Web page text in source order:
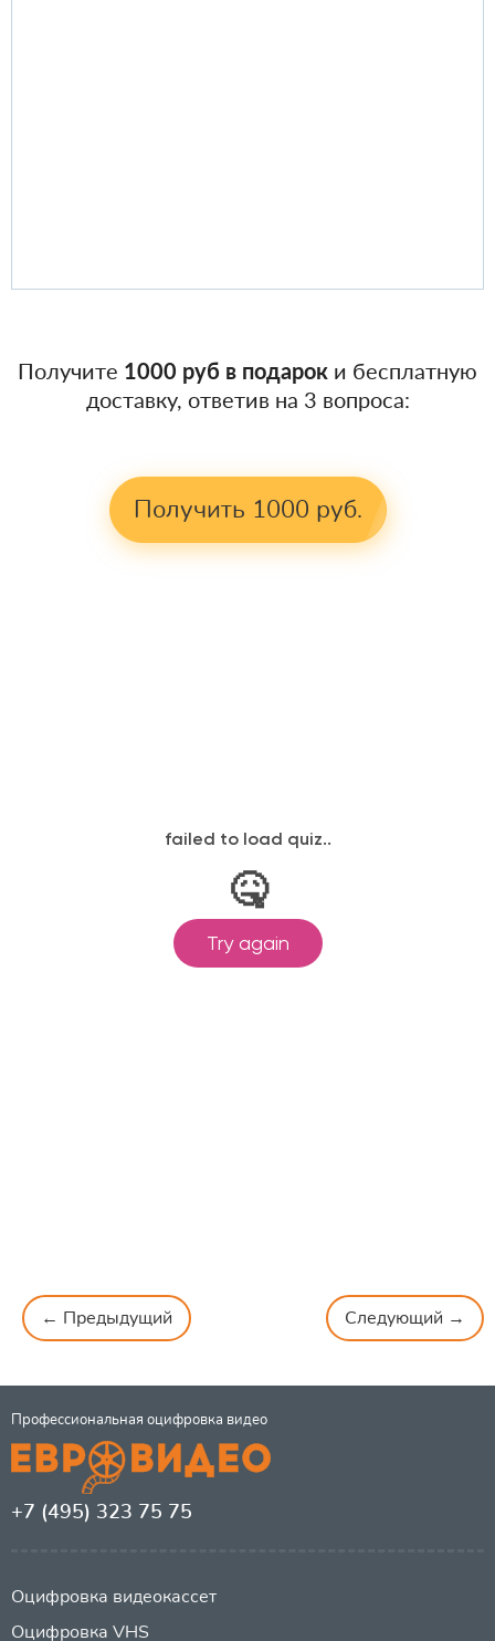
Получите 1000 руб в подарок и бесплатную
доставку, ответив на 3 вопроса:
Получить 1000 руб.
← Предыдущий Следующий →
Профессиональная оцифровка видео
+7 (495) 323 75 75
Оцифровка видеокассет
Оцифровка VHS